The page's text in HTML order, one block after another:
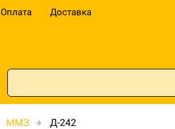
Оплата Доставка
ММЗ Д-242